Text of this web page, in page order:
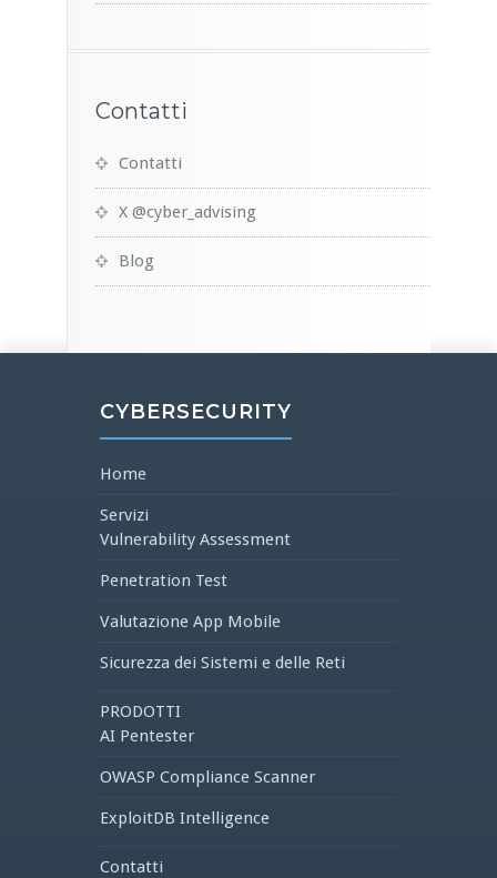
Contatti
Contatti
X @cyber_advising
Blog
CYBERSECURITY
Home
Servizi
Vulnerability Assessment
Penetration Test
Valutazione App Mobile
Sicurezza dei Sistemi e delle Reti
PRODOTTI
AI Pentester
OWASP Compliance Scanner
ExploitDB Intelligence
Contatti